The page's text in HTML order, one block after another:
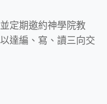
定期邀約神學院教
達編、寫、讀三向交